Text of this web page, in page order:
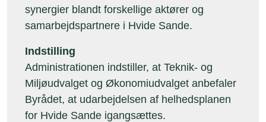
synergier blandt forskellige aktører og
samarbejdspartnere i Hvide Sande.
Indstilling
Administrationen indstiller, at Teknik- og
Miljøudvalget og Økonomiudvalget anbefaler
Byrådet, at udarbejdelsen af helhedsplanen
for Hvide Sande igangsættes.